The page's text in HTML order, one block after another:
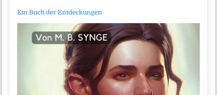
Ein Buch der Entdeckungen